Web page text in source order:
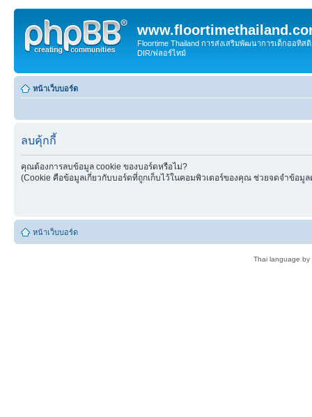
Floortime Thailand การส่งเสริมพัฒนาการเด็กออทิ
DIR/ฟลอร์ไทม์
หน้าเว็บบอร์ด
ลบคุ้กกี้
คุณต้องการลบข้อมูล cookie ของบอร์ดหรือไม่?
(Cookie คือข้อมูลเกี่ยวกับบอร์ดที่ถูกเก็บไว้ในคอมพิวเตอร์ของคุณ ช่วยจดจำข้อมูล
หน้าเว็บบอร์ด
Thai language by